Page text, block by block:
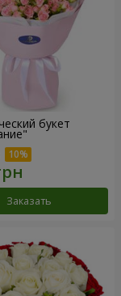
букет
Заказать